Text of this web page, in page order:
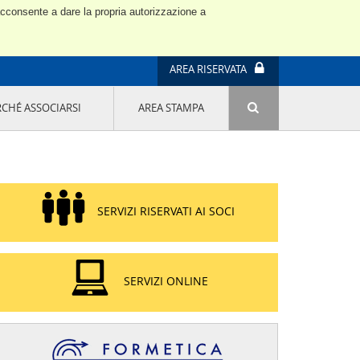
a dare la propria autorizzazione a
AREA RISERVATA
EDIZIONE
PROGETTO LU.ME.
IL MANAGER DELLA SOSTENIBILITÀ NEL
DISTRETTO TESSILE PRATESE
GRUPPO IMPRENDITORIA FEMMINILE
SOSTENIBILITÀ
ASSOCIARSI AREA STAMPA
SERVIZI RISERVATI AI SOCI
SERVIZI ONLINE